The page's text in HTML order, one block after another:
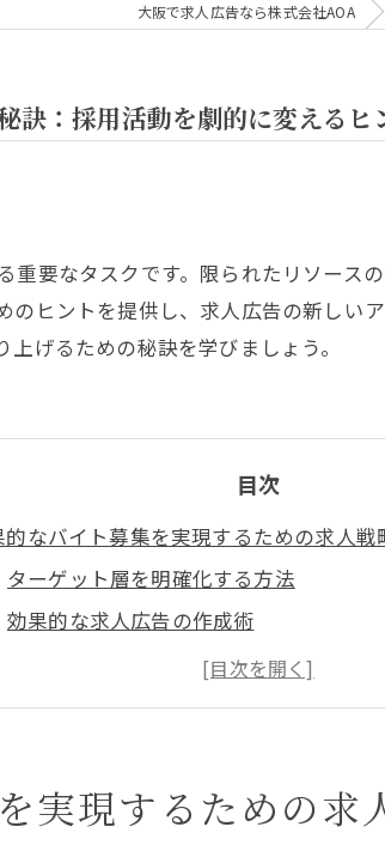
大阪で求人広告なら株式会社AOA
訣：採用活動を劇的に変えるヒ
重要なタスクです。限られたリソース
のヒントを提供し、求人広告の新しい
げるための秘訣を学びましょう。
目次
的なバイト募集を実現するための求人戦
ターゲット層を明確化する方法
効果的な求人広告の作成術
応募者に響くメッセージの伝え方
競合他社との差別化戦略
オンラインプラットフォームの活用法
ト応募者を魅了する採用活動のポイント
実現するための求